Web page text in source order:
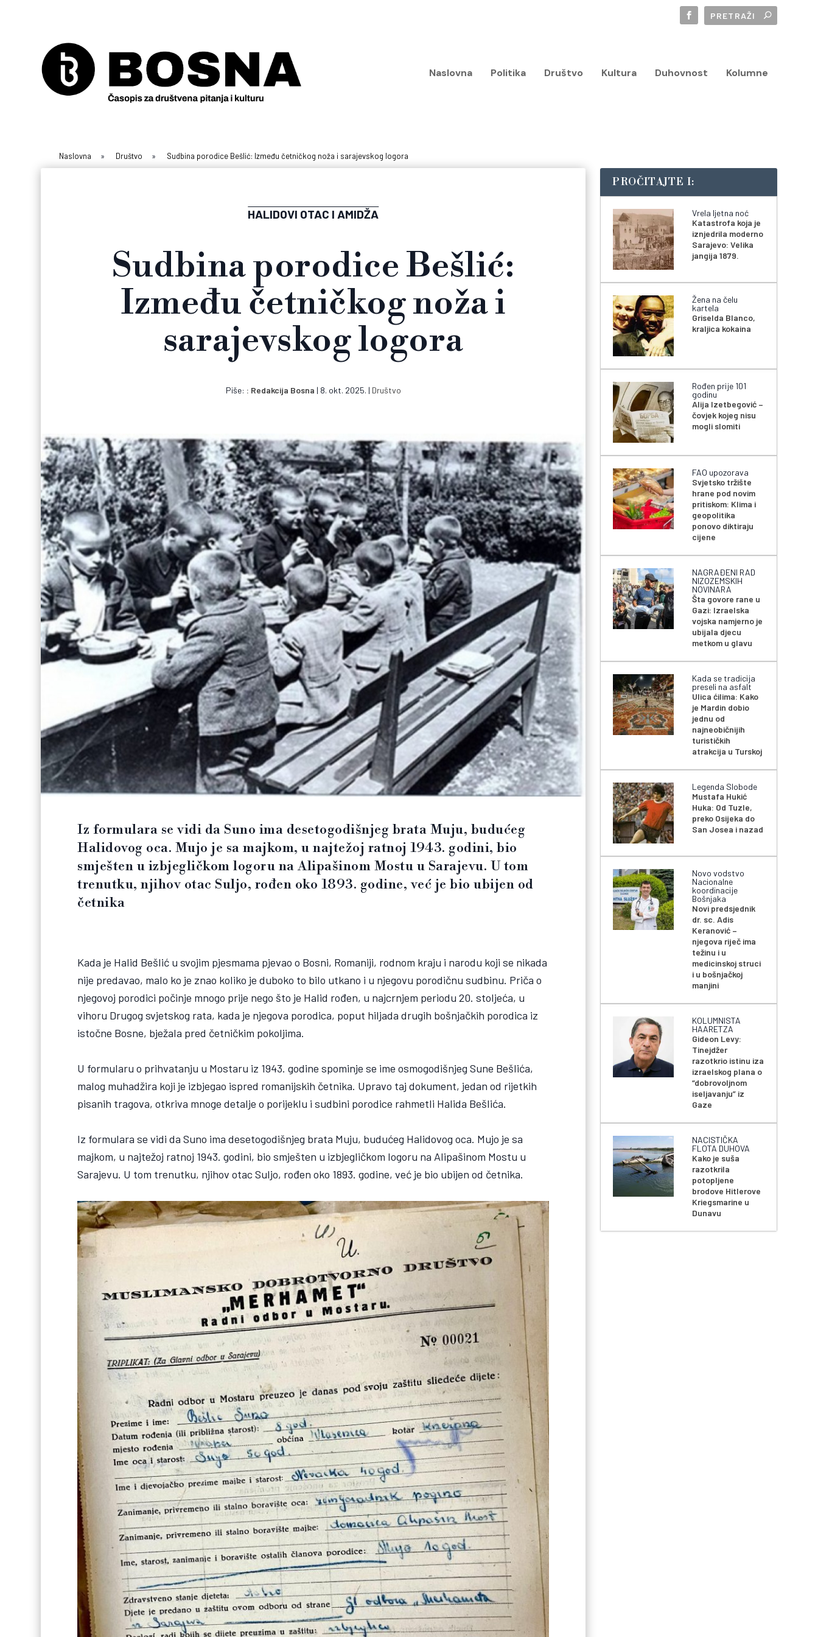
Naslovna Politika Društvo Kultura Duhovnost Kolumne
Naslovna » Društvo » Sudbina porodice Bešlić: Između četničkog noža i sarajevskog logora
HALIDOVI OTAC I AMIDŽA
Sudbina porodice Bešlić:
Između četničkog noža i
sarajevskog logora
Piše: Redakcija Bosna | 8. okt. 2025. | Društvo
Iz formulara se vidi da Suno ima desetogodišnjeg brata Muju, budućeg
Halidovog oca. Mujo je sa majkom, u najtežoj ratnoj 1943. godini, bio
smješten u izbjegličkom logoru na Alipašinom Mostu u Sarajevu. U tom
trenutku, njihov otac Suljo, rođen oko 1893. godine, već je bio ubijen od
četnika
Kada je Halid Bešlić u svojim pjesmama pjevao o Bosni, Romaniji, rodnom kraju i narodu koji se nikada
nije predavao, malo ko je znao koliko je duboko to bilo utkano i u njegovu porodičnu sudbinu. Priča o
njegovoj porodici počinje mnogo prije nego što je Halid rođen, u najcrnjem periodu 20. stoljeća, u
vihoru Drugog svjetskog rata, kada je njegova porodica, poput hiljada drugih bošnjačkih porodica iz
istočne Bosne, bježala pred četničkim pokoljima.
U formularu o prihvatanju u Mostaru iz 1943. godine spominje se ime osmogodišnjeg Sune Bešlića,
malog muhadžira koji je izbjegao ispred romanijskih četnika. Upravo taj dokument, jedan od rijetkih
pisanih tragova, otkriva mnoge detalje o porijeklu i sudbini porodice rahmetli Halida Bešlića.
Iz formulara se vidi da Suno ima desetogodišnjeg brata Muju, budućeg Halidovog oca. Mujo je sa
majkom, u najtežoj ratnoj 1943. godini, bio smješten u izbjegličkom logoru na Alipašinom Mostu u
Sarajevu. U tom trenutku, njihov otac Suljo, rođen oko 1893. godine, već je bio ubijen od četnika.
PROČITAJTE I:
Vrela ljetna noć
Katastrofa koja je
iznjedrila moderno
Sarajevo: Velika
jangija 1879.
Žena na čelu
kartela
Griselda Blanco,
kraljica kokaina
Rođen prije 101
godinu
Alija Izetbegović –
čovjek kojeg nisu
mogli slomiti
FAO upozorava
Svjetsko tržište
hrane pod novim
pritiskom: Klima i
geopolitika
ponovo diktiraju
cijene
NAGRAĐENI RAD
NIZOZEMSKIH
NOVINARA
Šta govore rane u
Gazi: Izraelska
vojska namjerno je
ubijala djecu
metkom u glavu
Kada se tradicija
preseli na asfalt
Ulica ćilima: Kako
je Mardin dobio
jednu od
najneobičnijih
turističkih
atrakcija u Turskoj
Legenda Slobode
Mustafa Hukić
Huka: Od Tuzle,
preko Osijeka do
San Josea i nazad
Novo vodstvo
Nacionalne
koordinacije
Bošnjaka
Novi predsjednik
dr. sc. Adis
Keranović –
njegova riječ ima
težinu i u
medicinskoj struci
i u bošnjačkoj
manjini
KOLUMNISTA
HAARETZA
Gideon Levy:
Tinejdžer
razotkrio istinu iza
izraelskog plana o
“dobrovoljnom
iseljavanju” iz
Gaze
NACISTIČKA
FLOTA DUHOVA
Kako je suša
razotkrila
potopljene
brodove Hitlerove
Kriegsmarine u
Dunavu